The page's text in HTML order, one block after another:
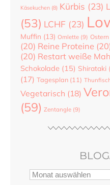
Käsekuchen (8) Kürbis (23)
(53) LCHF (23)
Muffin (13) Omlette (9) Ostern
(20) Reine Proteine
(20) Restart weiße
Schokolade (15) Shirataki
(17) Tagesplan (11)
Vegetarisch (18)
(59) Zentangle (9)